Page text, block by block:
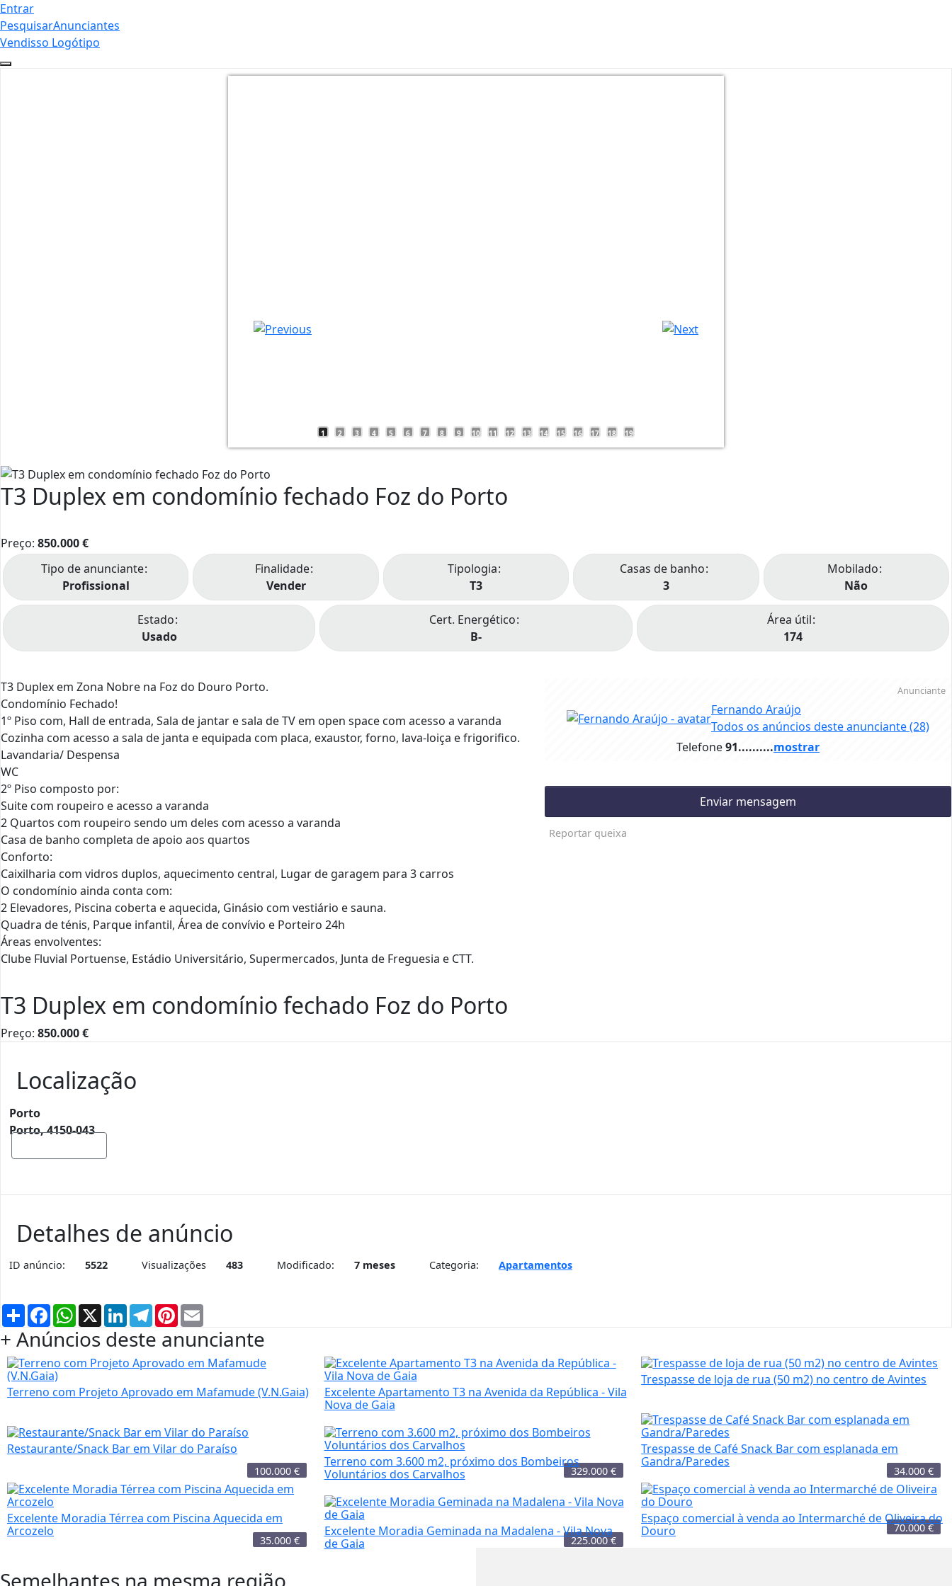
Entrar
PesquisarAnunciantes
Vendisso Logótipo
1 2 3 4 5 6 7 8 9 10 11 12 13 14 15 16 17 18 19
T3 Duplex em condomínio fechado Foz do Porto
Preço: 850.000€
Tipo de anunciante
Profissional
Finalidade
Vender
Tipologia
T3
Casas de banho
3
Mobilado
Não
Estado
Usado
Cert. Energético
B-
Área útil
174
T3 Duplex em Zona Nobre na Foz do Douro Porto.
Condomínio Fechado!
1º Piso com, Hall de entrada, Sala de jantar e sala de TV em open space com acesso a varanda
Cozinha com acesso a sala de janta e equipada com placa, exaustor, forno, lava-loiça e frigorifico.
Lavandaria/ Despensa
WC
2º Piso composto por:
Suite com roupeiro e acesso a varanda
2 Quartos com roupeiro sendo um deles com acesso a varanda
Casa de banho completa de apoio aos quartos
Conforto:
Caixilharia com vidros duplos, aquecimento central, Lugar de garagem para 3 carros
O condomínio ainda conta com:
2 Elevadores, Piscina coberta e aquecida, Ginásio com vestiário e sauna.
Quadra de ténis, Parque infantil, Área de convívio e Porteiro 24h
Áreas envolventes:
Clube Fluvial Portuense, Estádio Universitário, Supermercados, Junta de Freguesia e CTT.
Telefone91..........mostrar
Anunciante
Fernando Araújo
Todos os anúncios deste anunciante(28)
Enviar mensagem
Reportar queixa
T3 Duplex em condomínio fechado Foz do Porto
Preço: 850.000€
Localização
Porto
Porto, 4150-043
Detalhes de anúncio
ID anúncio: 5522 Visualizações 483 Modificado: 7 meses Categoria: Apartamentos
PartilharFacebookWhatsApp
X LinkedInTelegram
Pinterest
+ Anúncios deste anunciante
Terreno com Projeto Aprovado em Mafamude (V.N.Gaia)
100.000 €
Restaurante/Snack Bar em Vilar do Paraíso
35.000 €
Excelente Moradia Térrea com Piscina Aquecida em
Arcozelo
Excelente Apartamento T3 na Avenida da República - Vila
Nova de Gaia
329.000 €
Terreno com 3.600 m2, próximo dos Bombeiros
Voluntários dos Carvalhos
225.000 €
Excelente Moradia Geminada na Madalena - Vila Nova
de Gaia
Trespasse de loja de rua (50 m2) no centro de Avintes
34.000 €
Trespasse de Café Snack Bar com esplanada em
Gandra/Paredes
70.000 €
Espaço comercial à venda ao Intermarché de Oliveira do
Douro
Semelhantes na mesma região